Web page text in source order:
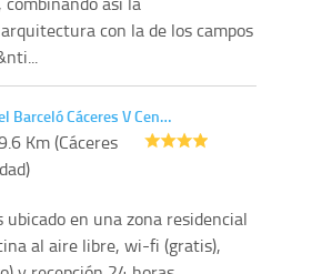
con la de los campos
Barceló Cáceres V Cen…
Km (Cáceres
ubicado en una zona residencial
al aire libre, wi-fi (gratis),